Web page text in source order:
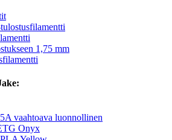
1,75 mm
vaahtoava luonnollinen
Onyx